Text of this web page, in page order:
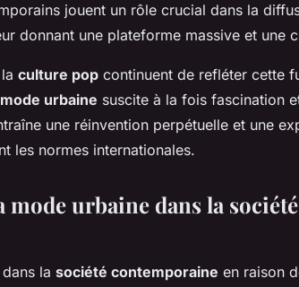
jouent un rôle crucial dans la
donnant une plateforme massive et une
culture pop continuent de refléter cette
mode urbaine suscite à la fois fascination
une réinvention perpétuelle et une
les normes internationales.
mode urbaine dans la société
dans la société contemporaine en raison